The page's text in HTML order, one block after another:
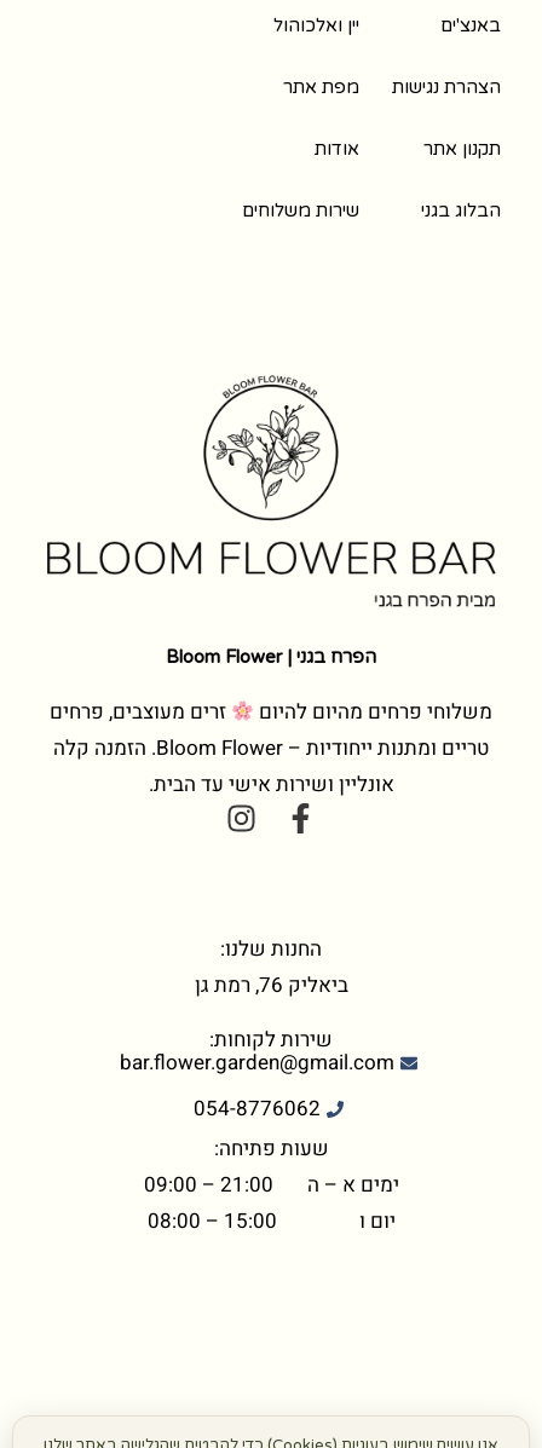
הפרח בגני | Bloom Flower
משלוחי פרחים מהיום להיום
זרים מעוצבים, פרחים
טריים ומתנות ייחודיות – Bloom Flower. הזמנה קלה
אונליין ושירות אישי עד הבית.
החנות שלנו:
ביאליק 76, רמת גן
bar.flower.garden@gmail.com
054-8776062
שעות פתיחה:
ימים א – ה 21:00 – 09:00
יום ו 15:00 – 08:00
שירות לקוחות:
באנצ'ים
הצהרת נגישות
תקנון אתר
הבלוג בגני
יין ואלכוהול
מפת אתר
אודות
שירות משלוחים